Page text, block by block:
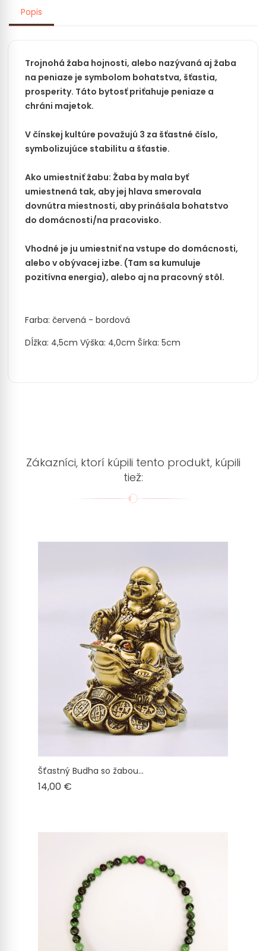
Popis
Trojnohá žaba hojnosti, alebo nazývaná aj žaba
na peniaze je symbolom bohatstva, šťastia,
prosperity. Táto bytosť priťahuje peniaze a
chráni majetok.
V čínskej kultúre považujú 3 za šťastné číslo,
symbolizujúce stabilitu a šťastie.
Ako umiestniť žabu: Žaba by mala byť
umiestnená tak, aby jej hlava smerovala
dovnútra miestnosti, aby prinášala bohatstvo
do domácnosti/na pracovisko.
Vhodné je ju umiestniť na vstupe do domácnosti,
alebo v obývacej izbe. (Tam sa kumuluje
pozitívna energia), alebo aj na pracovný stôl.
Farba: červená - bordová
Dĺžka: 4,5cm Výška: 4,0cm Šírka: 5cm
Zákazníci, ktorí kúpili tento produkt, kúpili
tiež:
Šťastný Budha so žabou...
14,00 €